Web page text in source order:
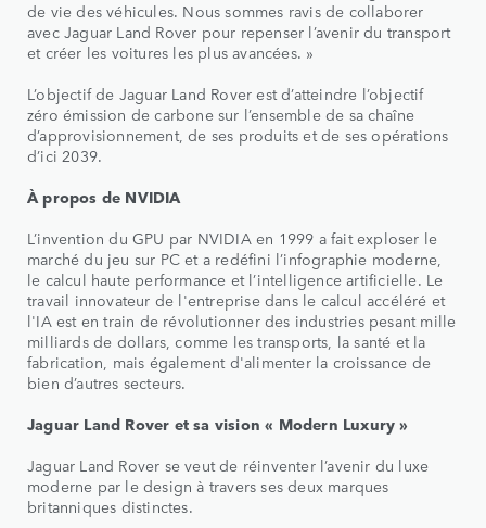
de vie des véhicules. Nous sommes ravis de collaborer
avec Jaguar Land Rover pour repenser l’avenir du transport
et créer les voitures les plus avancées. »
L’objectif de Jaguar Land Rover est d’atteindre l’objectif
zéro émission de carbone sur l’ensemble de sa chaîne
d’approvisionnement, de ses produits et de ses opérations
d’ici 2039.
À propos de NVIDIA
L’invention du GPU par NVIDIA en 1999 a fait exploser le
marché du jeu sur PC et a redéfini l’infographie moderne,
le calcul haute performance et l’intelligence artificielle. Le
travail innovateur de l'entreprise dans le calcul accéléré et
l'IA est en train de révolutionner des industries pesant mille
milliards de dollars, comme les transports, la santé et la
fabrication, mais également d'alimenter la croissance de
bien d’autres secteurs.
Jaguar Land Rover et sa vision « Modern Luxury »
Jaguar Land Rover se veut de réinventer l’avenir du luxe
moderne par le design à travers ses deux marques
britanniques distinctes.